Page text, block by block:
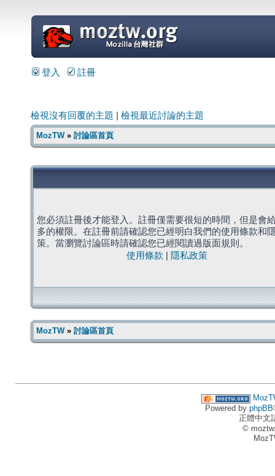
=
登入 註冊
檢視沒有回覆的主題 檢視最近討論的主題
MozTW» 討論區首頁
您必須註冊後才能登入。註冊僅需要很短的時間，但是會
多的權限。在註冊前請確認您已經明白我們的使用條款和
策。當瀏覽討論區時請確認您已經閱讀過版面規則。
使用條款
隱私政策
MozTW» 討論區首頁
Powered by phpBB
正體中文
©